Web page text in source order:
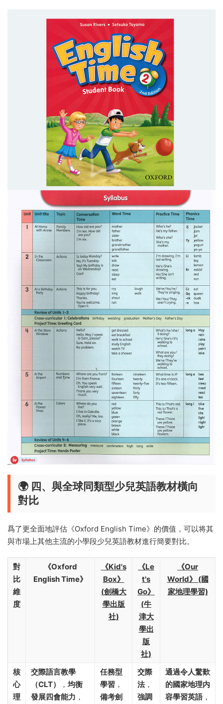
🌍 四、與全球同類型少兒英語教材橫向
對比
爲了更全面地評估《Oxford English Time》的價值，可以将其
與市場上其他主流的小學段少兒英語教材進行簡要對比。
對
比
維
度
《Oxford
English Time》
《Kid's
Box》
(劍橋大
學出版
社)
《Le
t's
Go》
(牛
津大
學出
版
社)
《Our
World》 (國
家地理學習)
核
心
理
交際語言教學
（CLT）
，均衡
發展四會能力 ，
任務型
學習 ，
備考劍
交際
法，
強調
通過令人驚歎
的國家地理内
容學習英語，